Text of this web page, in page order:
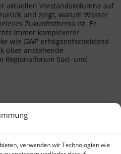
verwenden wir Technologien wie
aktuellen Vorstandskolumne auf
und zeigt, warum Wasser
Zukunftsthema ist. Er
immer komplexerer
wie GWP erfolgsentscheidend
über anstehende
Regionalforum Süd- und